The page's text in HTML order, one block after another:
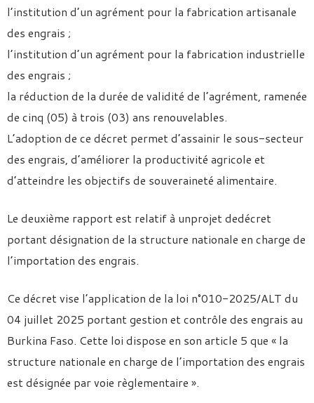
l’institution d’un agrément pour la fabrication artisanale
des engrais ;
l’institution d’un agrément pour la fabrication industrielle
des engrais ;
la réduction de la durée de validité de l’agrément, ramenée
de cinq (05) à trois (03) ans renouvelables.
L’adoption de ce décret permet d’assainir le sous-secteur
des engrais, d’améliorer la productivité agricole et
d’atteindre les objectifs de souveraineté alimentaire.
Le deuxième rapport est relatif à unprojet dedécret
portant désignation de la structure nationale en charge de
l’importation des engrais.
Ce décret vise l’application de la loi n°010-2025/ALT du
04 juillet 2025 portant gestion et contrôle des engrais au
Burkina Faso. Cette loi dispose en son article 5 que « la
structure nationale en charge de l’importation des engrais
est désignée par voie règlementaire ».